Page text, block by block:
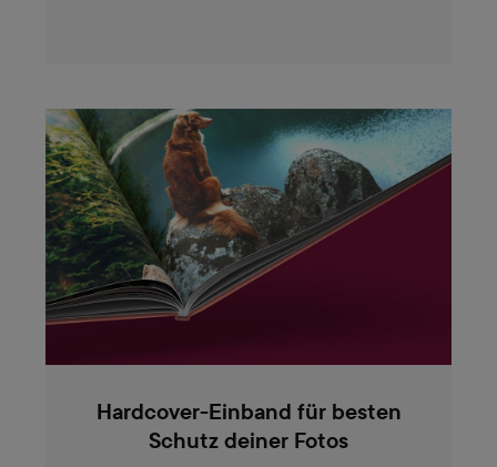
Hardcover-Einband für besten
Schutz deiner Fotos